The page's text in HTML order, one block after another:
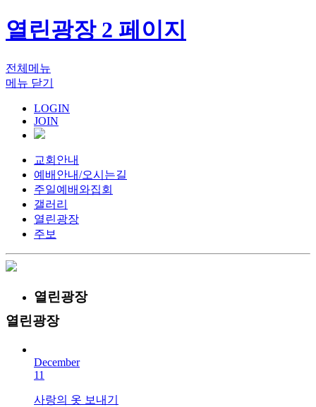
열린광장 2 페이지
전체메뉴
메뉴 닫기
LOGIN
JOIN
교회안내
예배안내/오시는길
주일예배와집회
갤러리
열린광장
주보
열린광장
열린광장
December
11
사랑의 옷 보내기